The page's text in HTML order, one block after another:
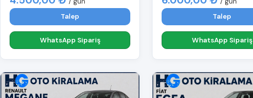
Talep
WhatsApp Sipariş
Talep
WhatsApp Sipariş